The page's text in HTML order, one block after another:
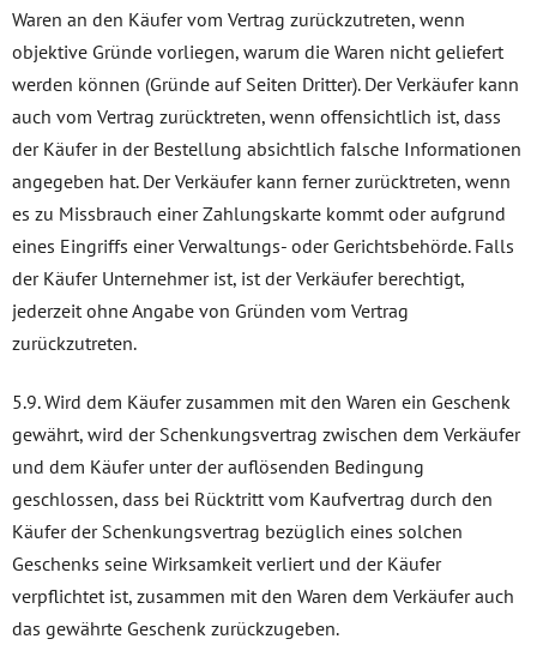
Waren an den Käufer vom Vertrag zurückzutreten, wenn
objektive Gründe vorliegen, warum die Waren nicht geliefert
werden können (Gründe auf Seiten Dritter). Der Verkäufer kann
auch vom Vertrag zurücktreten, wenn offensichtlich ist, dass
der Käufer in der Bestellung absichtlich falsche Informationen
angegeben hat. Der Verkäufer kann ferner zurücktreten, wenn
es zu Missbrauch einer Zahlungskarte kommt oder aufgrund
eines Eingriffs einer Verwaltungs- oder Gerichtsbehörde. Falls
der Käufer Unternehmer ist, ist der Verkäufer berechtigt,
jederzeit ohne Angabe von Gründen vom Vertrag
zurückzutreten.
5.9. Wird dem Käufer zusammen mit den Waren ein Geschenk
gewährt, wird der Schenkungsvertrag zwischen dem Verkäufer
und dem Käufer unter der auflösenden Bedingung
geschlossen, dass bei Rücktritt vom Kaufvertrag durch den
Käufer der Schenkungsvertrag bezüglich eines solchen
Geschenks seine Wirksamkeit verliert und der Käufer
verpflichtet ist, zusammen mit den Waren dem Verkäufer auch
das gewährte Geschenk zurückzugeben.